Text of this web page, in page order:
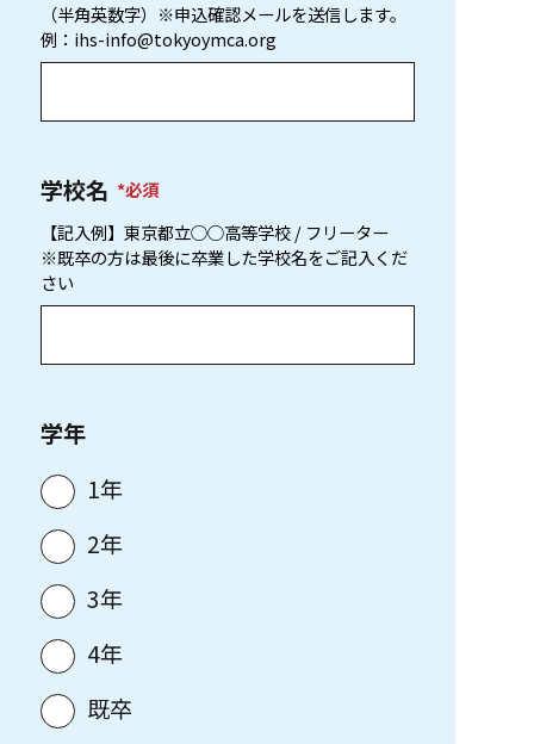
（半角英数字）※申込確認メールを送信します。
例：ihs-info@tokyoymca.org
学校名
必須
【記入例】東京都立○○高等学校 / フリーター
※既卒の方は最後に卒業した学校名をご記入くだ
さい
学年
1年
2年
3年
4年
既卒